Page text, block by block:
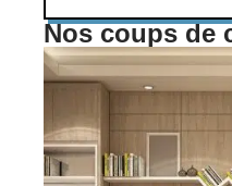
Nos coups de